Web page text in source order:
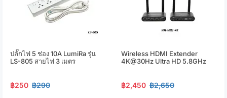
ปลั๊กไฟ 5 ช่อง 10A LumiRa รุ่น
LS-805 สายไฟ 3 เมตร
฿250 ฿290
Wireless HDMI Extender
4K@30Hz Ultra HD 5.8GHz
฿2,450 ฿2,650